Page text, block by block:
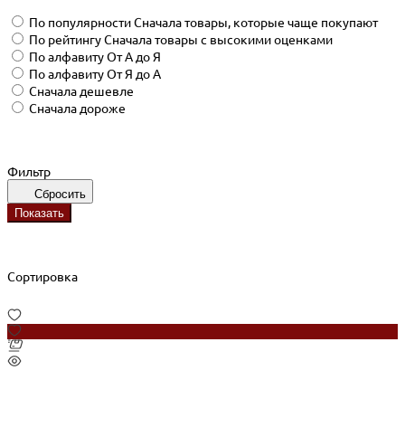
По популярностиСначала товары, которые чаще покупают
По рейтингуСначала товары с высокими оценками
По алфавитуОт А до Я
По алфавитуОт Я до А
Сначала дешевле
Сначала дороже
Фильтр
Сбросить
Показать
Сортировка